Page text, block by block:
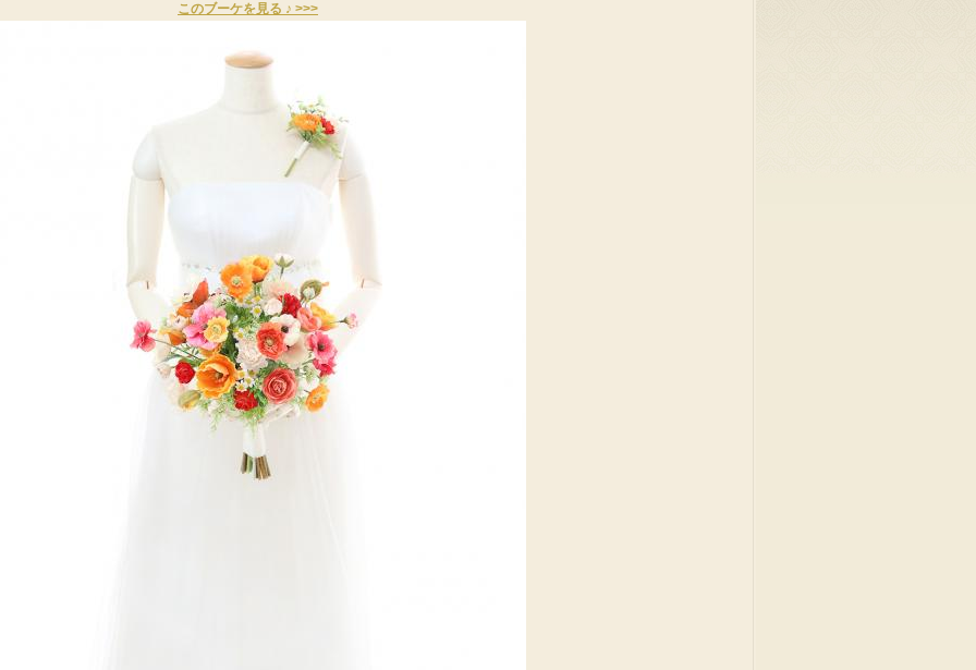
このブーケを見る ♪ >>>